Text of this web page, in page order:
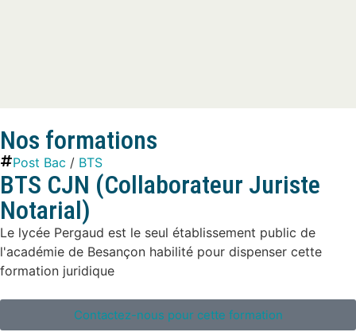
Nos formations
Post Bac / BTS
BTS CJN (Collaborateur Juriste
Notarial)
Le lycée Pergaud est le seul établissement public de
l'académie de Besançon habilité pour dispenser cette
formation juridique
Contactez-nous pour cette formation